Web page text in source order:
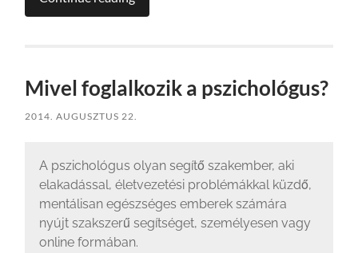
Mivel foglalkozik a pszichológus?
2014. AUGUSZTUS 22.
A pszichológus olyan segítő szakember, aki
elakadással, életvezetési problémákkal küzdő,
mentálisan egészséges emberek számára
nyújt szakszerű segítséget, személyesen vagy
online formában.